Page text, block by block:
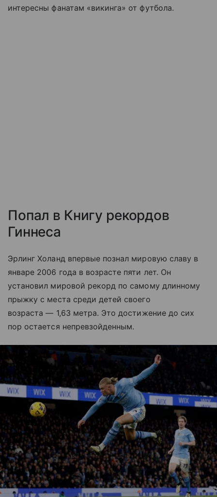
интересны фанатам «викинга» от футбола.
Попал в Книгу рекордов
Гиннеса
Эрлинг Холанд впервые познал мировую славу в
январе 2006 года в возрасте пяти лет. Он
установил мировой рекорд по самому длинному
прыжку с места среди детей своего
возраста — 1,63 метра. Это достижение до сих
пор остается непревзойденным.